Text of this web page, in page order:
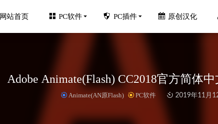
网站首页 PC软件 PC插件 原创汉化
Adobe Animate(Flash) CC2018官方简体
Animate(AN原Flash) PC软件 2019年11月